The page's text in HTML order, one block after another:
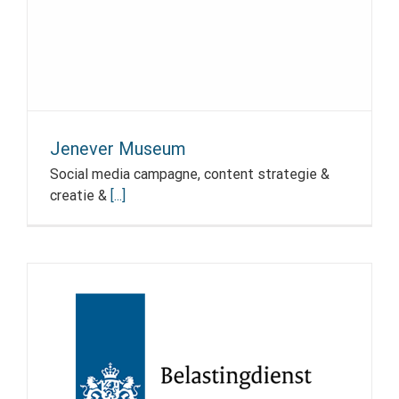
Jenever Museum
Social media campagne, content strategie &
creatie & [...]